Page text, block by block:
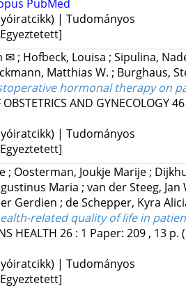
PubMed
| Tudományos
✉; Hofbeck, Louisa ; Sipulina,
Matthias W. ; Burghaus,
hormonal therapy on
OBSTETRICS AND GYNECOLOGY46
| Tudományos
; Oosterman, Joukje Marije;
Maria ; van der Steeg,
Gerdien ; de Schepper, Kyra
related quality of life in
HEALTH 26: 1 Paper: 209 , 13 p.
| Tudományos